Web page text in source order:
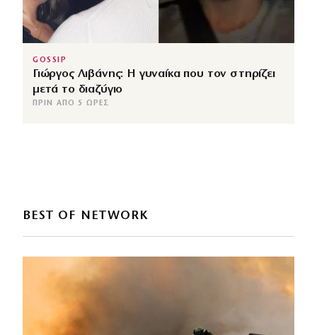
GOSSIP
Γιώργος Λιβάνης: Η γυναίκα που τον στηρίζει
μετά το διαζύγιο
ΠΡΙΝ ΑΠΌ 5 ΏΡΕΣ
BEST OF NETWORK